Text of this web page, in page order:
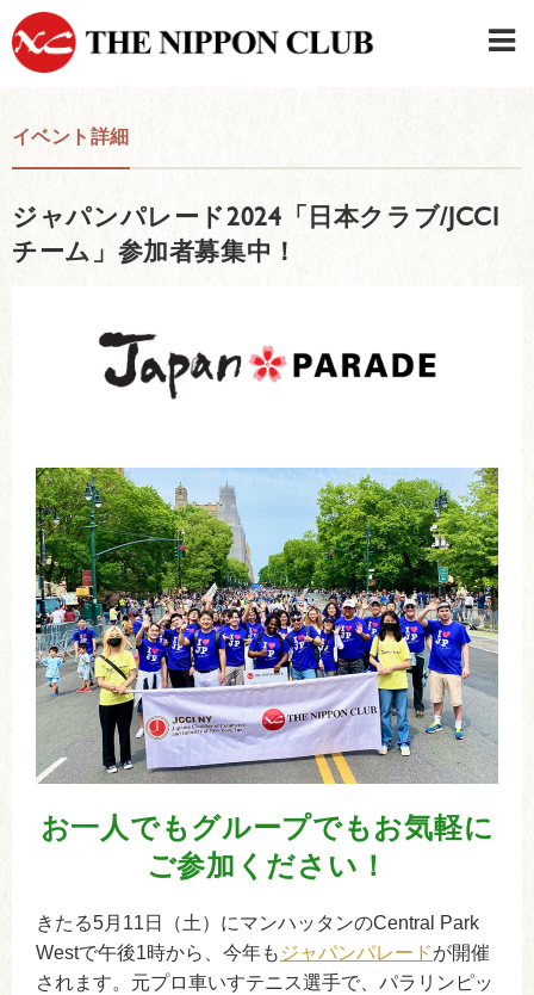
イベント詳細
ジャパンパレード2024「日本クラブ/JCCI
チーム」参加者募集中！
お一人でもグループでもお気軽に
ご参加ください！
きたる5月11日（土）にマンハッタンのCentral Park
Westで午後1時から、今年も ジャパンパレードが開催
されます。元プロ車いすテニス選手で、パラリンピッ
日本クラブメンバーログイン
連絡先・駐車場
はじめてご利用の方はこちら
›